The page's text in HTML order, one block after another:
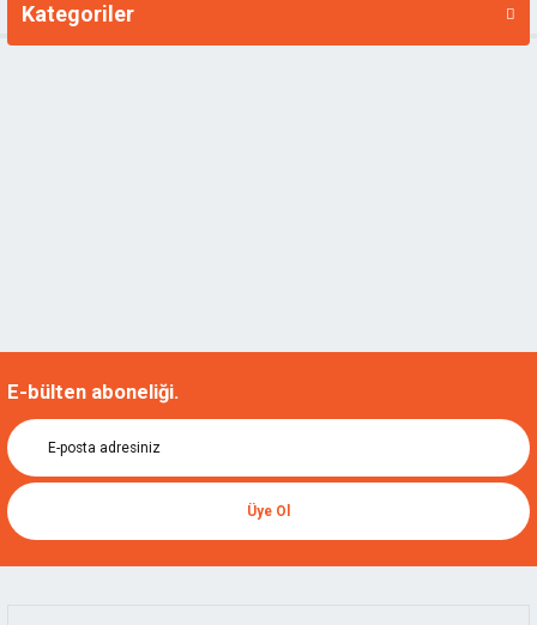
Kategoriler
Markalar
E-bülten aboneliği.
Üye Ol